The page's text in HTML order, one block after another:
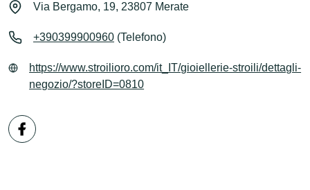
Via Bergamo, 19, 23807 Merate
+390399900960 (Telefono)
https://www.stroilioro.com/it_IT/gioiellerie-stroili/dettagli-
negozio/?storeID=0810